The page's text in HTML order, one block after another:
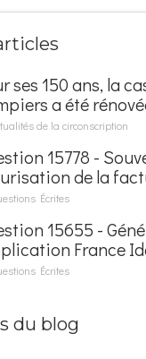
ses 150 ans, la
a été
au nom
de la circonscription
15778 -
de la
Écrites
15655 -
France
du
Écrites
du blog